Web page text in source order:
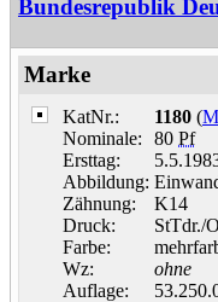
Bundesrepublik
Marke
KatNr.: 1180 (
Nominale:
80 Pf
Ersttag:
Abbildung:
Zähnung:
K14
Druck:
StTdr./
Farbe:
Wz:
ohne
Auflage: